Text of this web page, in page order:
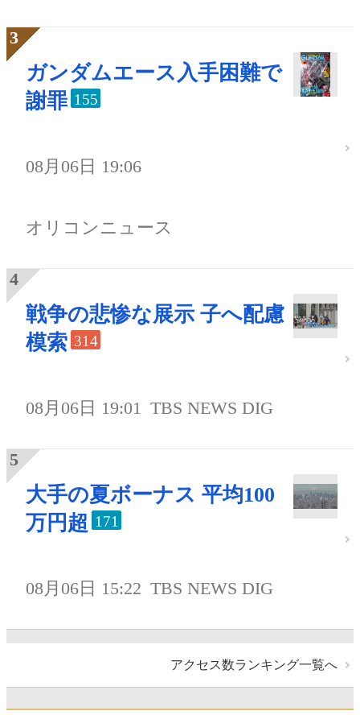
ガンダムエース入手困難で
謝罪 155
08月06日 19:06
オリコンニュース
戦争の悲惨な展示 子へ配慮
模索 314
08月06日 19:01 TBS NEWS DIG
大手の夏ボーナス 平均100
万円超 171
08月06日 15:22 TBS NEWS DIG
アクセス数ランキング一覧へ